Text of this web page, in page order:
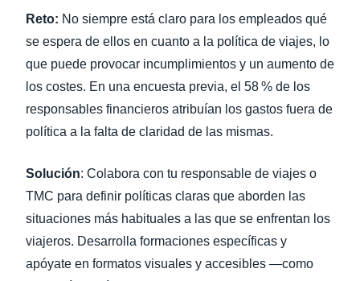
Reto: No siempre está claro para los empleados qué
se espera de ellos en cuanto a la política de viajes, lo
que puede provocar incumplimientos y un aumento de
los costes. En una encuesta previa, el 58 % de los
responsables financieros atribuían los gastos fuera de
política a la falta de claridad de las mismas.
Solución: Colabora con tu responsable de viajes o
TMC para definir políticas claras que aborden las
situaciones más habituales a las que se enfrentan los
viajeros. Desarrolla formaciones específicas y
apóyate en formatos visuales y accesibles —como